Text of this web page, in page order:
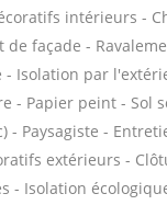
intérieurs -
façade -
- Isolation par
- Papier peint - Sol
- Paysagiste -
extérieurs -
- Isolation